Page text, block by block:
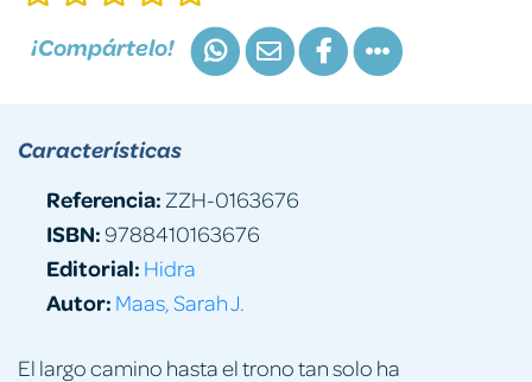
¡Compártelo!
El largo camino hasta el trono tan solo ha
Características
Referencia: ZZH-0163676
ISBN:9788410163676
Editorial: Hidra
Autor: Maas, Sarah J.